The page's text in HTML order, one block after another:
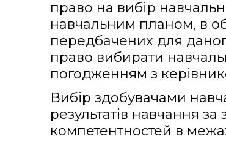
право на вибір
навчальним планом, в
передбачених для
право вибирати
погодженням з
Вибір здобувачами
результатів навчання
компетентностей в